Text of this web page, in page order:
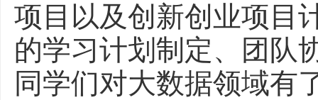
项目以及创新创业项目
的学习计划制定、团队
同学们对大数据领域有